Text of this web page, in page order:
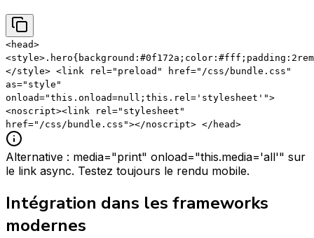
<head>
</style> <link rel="preload" href="/css/bundle.css"
as="style"
onload="this.onload=null;this.rel='stylesheet'">
<noscript><link rel="stylesheet"
href="/css/bundle.css"></noscript> </head>
Alternative : media="print" onload="this.media='all'" sur
le link async. Testez toujours le rendu mobile.
Intégration dans les frameworks
modernes